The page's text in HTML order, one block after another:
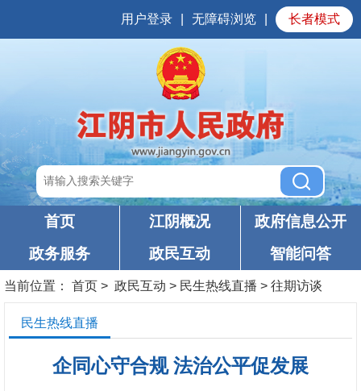
用户登录 无障碍浏览 长者模式
首页 江阴概况
政府信息公开
政务服务
政民互动 智能问答
当前位置： 首页 > 政民互动 > 民生热线直播 > 往期访谈
民生热线直播
企同心守合规 法治公平促发展